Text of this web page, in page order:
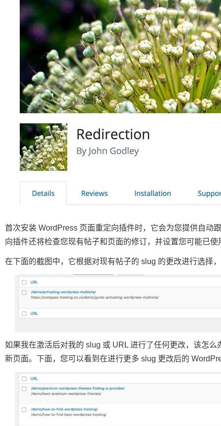
首次安装 WordPress 页面重定向插件时，它会为您提供自动
向插件还将检查您现有帖子和页面的修订，并设置您可能已
在下面的截图中，它根据对现有帖子的 slug 的更改进行选择
如果我在激活后对我的 slug 或 URL 进行了任何更改，该怎
新页面。下面，您可以看到在进行更多 slug 更改后的